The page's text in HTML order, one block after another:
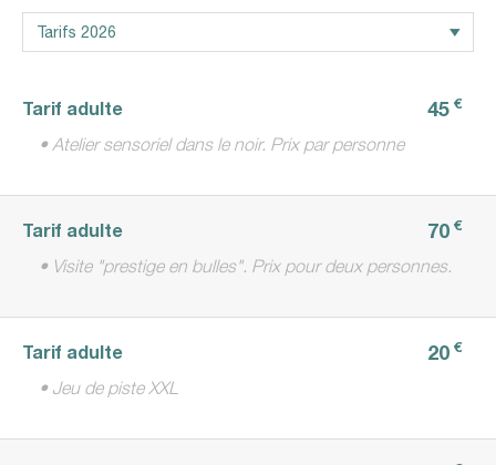
Tarif adulte 45 €
• Atelier sensoriel dans le noir. Prix par personne
Tarif adulte 70 €
• Visite "prestige en bulles". Prix pour deux personnes.
Tarif adulte 20 €
• Jeu de piste XXL